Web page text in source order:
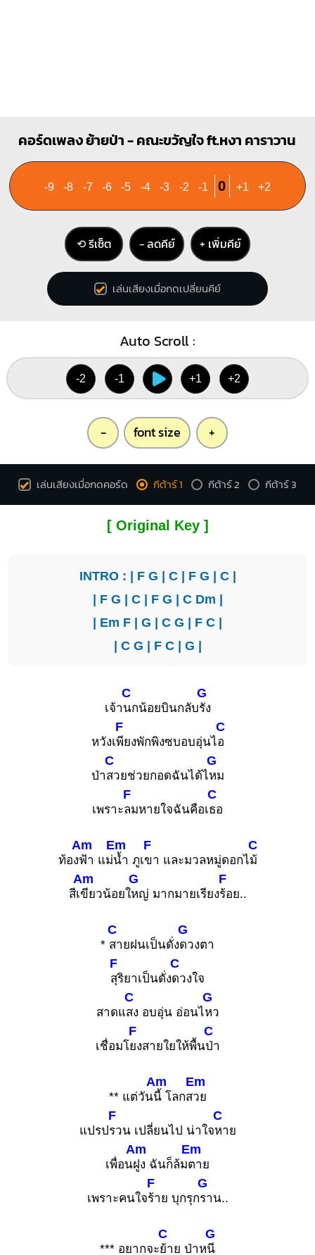
คอร์ดเพลง ย้ายป่า - คณะขวัญใจ ft.หงา คาราวาน
-9 -8 -7 -6 -5 -4 -3 -2 -1 0 +1 +2
⟲ รีเซ็ต − ลดคีย์ + เพิ่มคีย์
เล่นเสียงเมื่อกดเปลี่ยนคีย์
Auto Scroll :
-2 -1 +1 +2
- font size +
เล่นเสียงเมื่อกดคอร์ด กีต้าร์ 1 กีต้าร์ 2 กีต้าร์ 3
[ Original Key ]
INTRO : | F G | C| F G | C|
| F G | C| F G | C Dm |
| Em F | G | C G | F C |
| C G | F C| G |
เจ้า
C
นกน้อยบินกลับ
G
รัง
หวังเ
F
พียงพักพิงซบอบอุ่นไ
C
อ
ป่า
C
สวยช่วยกอดฉันได้ไ
G
หม
เพราะ
F
ลมหายใจฉันคือเ
C
ธอ
ท้อง
Am
ฟ้า แม่
Em
น้ำ ภูเ
F
ขา และมวลหมู่ดอกไ
C
ม้
สีเ
Am
ขียวน้อยใ
G
หญ่ มากมายเรียง
F
ร้อย..
*
C
สายฝนเป็นดั่ง
G
ดวงตา
F
สุริยาเป็นดั่ง
C
ดวงใจ
สาดแ
C
สง อบอุ่น อ่อนไ
G
หว
เชื่อมโ
F
ยงสายใยให้พื้น
C
ป่า
** แต่วัน
Am
นี้ โลกส
Em
วย
แปรป
F
รวน เปลี่ยนไป น่าใจ
C
หาย
เพื่อน
Am
ฝูง ฉันก็ล้ม
Em
ตาย
เพราะคนใจ
F
ร้าย บุกรุก
G
ราน..
*** อยากจะ
C
ย้าย ป่าห
G
นี